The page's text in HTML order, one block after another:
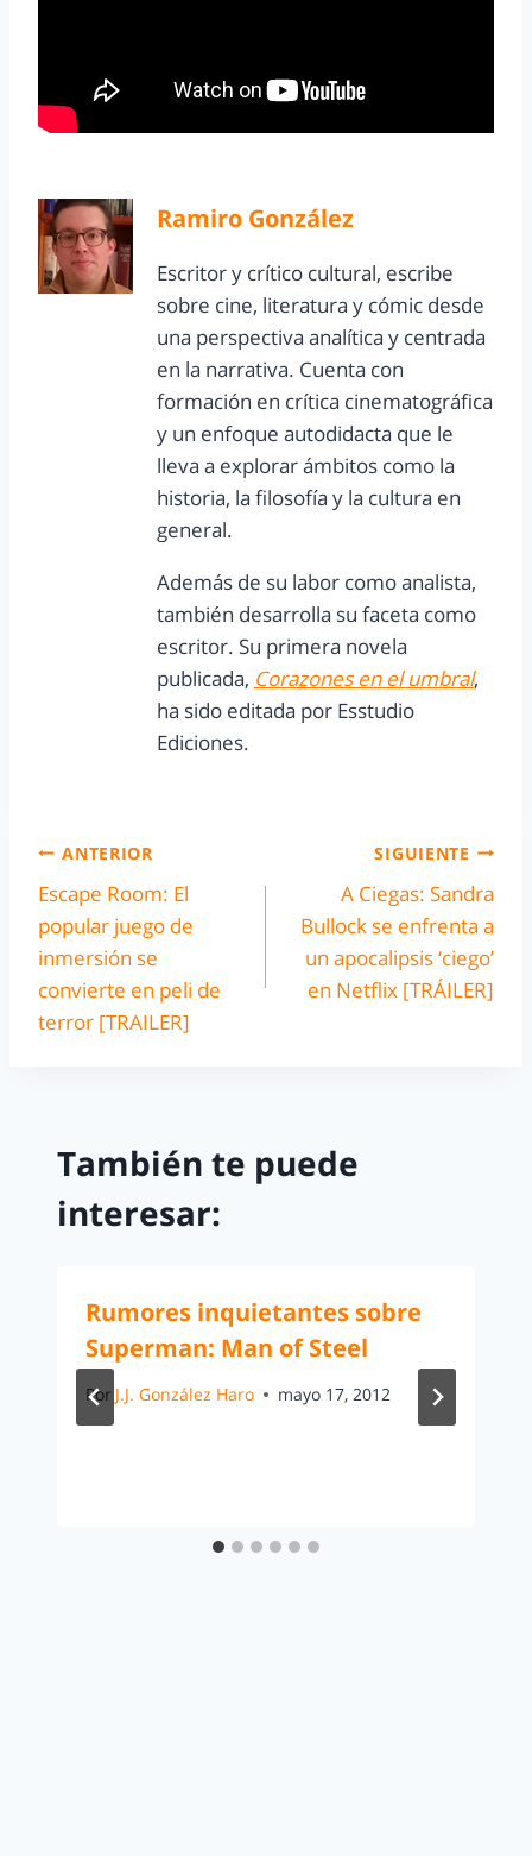
Ramiro González
Escritor y crítico cultural, escribe
sobre cine, literatura y cómic desde
una perspectiva analítica y centrada
en la narrativa. Cuenta con
formación en crítica cinematográfica
y un enfoque autodidacta que le
lleva a explorar ámbitos como la
historia, la filosofía y la cultura en
general.
Además de su labor como analista,
también desarrolla su faceta como
escritor. Su primera novela
publicada, Corazones en el umbral,
ha sido editada por Esstudio
Ediciones.
ANTERIOR
Escape Room: El
popular juego de
inmersión se
convierte en peli de
terror [TRAILER]
SIGUIENTE
A Ciegas: Sandra
Bullock se enfrenta a
un apocalipsis ‘ciego’
en Netflix [TRÁILER]
También te puede
interesar:
Rumores inquietantes sobre
Superman: Man of Steel
Por J.J. González Haro mayo 17, 2012